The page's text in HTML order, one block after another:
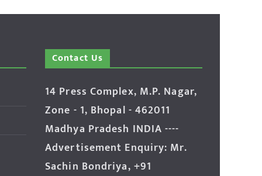
Contact Us
14 Press Complex, M.P. Nagar,
Zone - 1, Bhopal - 462011
Madhya Pradesh INDIA ----
Advertisement Enquiry: Mr.
Sachin Bondriya, +91